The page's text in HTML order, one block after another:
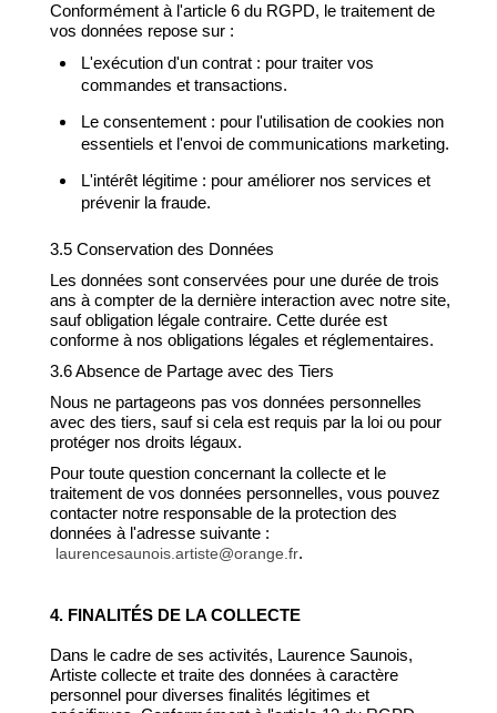
Conformément à l'article 6 du RGPD, le traitement de
vos données repose sur :
L'exécution d'un contrat : pour traiter vos
commandes et transactions.
Le consentement : pour l'utilisation de cookies non
essentiels et l'envoi de communications marketing.
L'intérêt légitime : pour améliorer nos services et
prévenir la fraude.
3.5 Conservation des Données
Les données sont conservées pour une durée de trois
ans à compter de la dernière interaction avec notre site,
sauf obligation légale contraire. Cette durée est
conforme à nos obligations légales et réglementaires.
3.6 Absence de Partage avec des Tiers
Nous ne partageons pas vos données personnelles
avec des tiers, sauf si cela est requis par la loi ou pour
protéger nos droits légaux.
Pour toute question concernant la collecte et le
traitement de vos données personnelles, vous pouvez
contacter notre responsable de la protection des
données à l'adresse suivante :
laurencesaunois.artiste@orange.fr.
4. FINALITÉS DE LA COLLECTE
Dans le cadre de ses activités, Laurence Saunois,
Artiste collecte et traite des données à caractère
personnel pour diverses finalités légitimes et